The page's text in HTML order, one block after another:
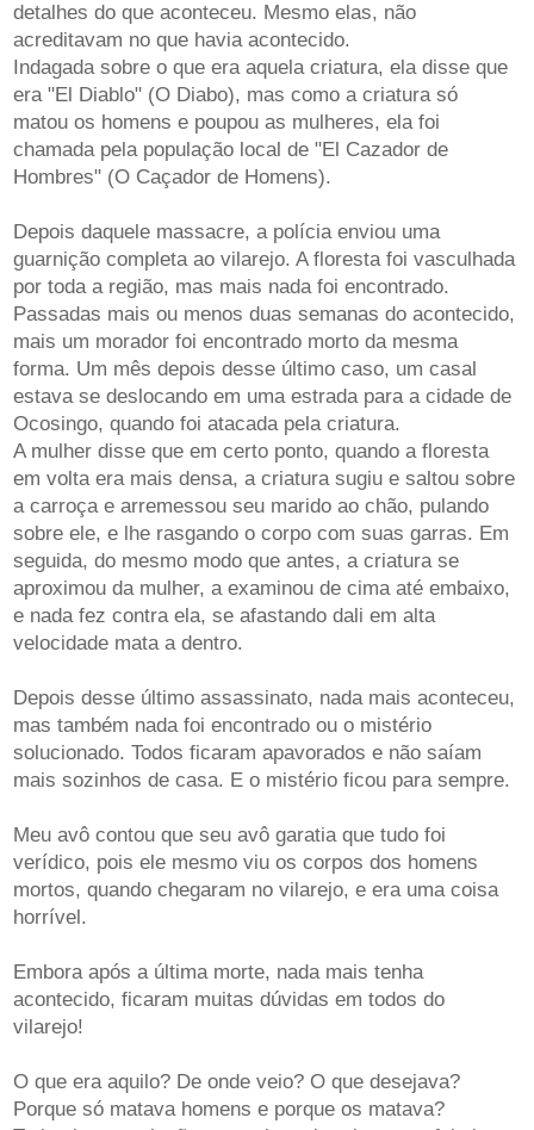
detalhes do que aconteceu. Mesmo elas, não
acreditavam no que havia acontecido.
Indagada sobre o que era aquela criatura, ela disse que
era "El Diablo" (O Diabo), mas como a criatura só
matou os homens e poupou as mulheres, ela foi
chamada pela população local de "El Cazador de
Hombres" (O Caçador de Homens).
Depois daquele massacre, a polícia enviou uma
guarnição completa ao vilarejo. A floresta foi vasculhada
por toda a região, mas mais nada foi encontrado.
Passadas mais ou menos duas semanas do acontecido,
mais um morador foi encontrado morto da mesma
forma. Um mês depois desse último caso, um casal
estava se deslocando em uma estrada para a cidade de
Ocosingo, quando foi atacada pela criatura.
A mulher disse que em certo ponto, quando a floresta
em volta era mais densa, a criatura sugiu e saltou sobre
a carroça e arremessou seu marido ao chão, pulando
sobre ele, e lhe rasgando o corpo com suas garras. Em
seguida, do mesmo modo que antes, a criatura se
aproximou da mulher, a examinou de cima até embaixo,
e nada fez contra ela, se afastando dali em alta
velocidade mata a dentro.
Depois desse último assassinato, nada mais aconteceu,
mas também nada foi encontrado ou o mistério
solucionado. Todos ficaram apavorados e não saíam
mais sozinhos de casa. E o mistério ficou para sempre.
Meu avô contou que seu avô garatia que tudo foi
verídico, pois ele mesmo viu os corpos dos homens
mortos, quando chegaram no vilarejo, e era uma coisa
horrível.
Embora após a última morte, nada mais tenha
acontecido, ficaram muitas dúvidas em todos do
vilarejo!
O que era aquilo? De onde veio? O que desejava?
Porque só matava homens e porque os matava?